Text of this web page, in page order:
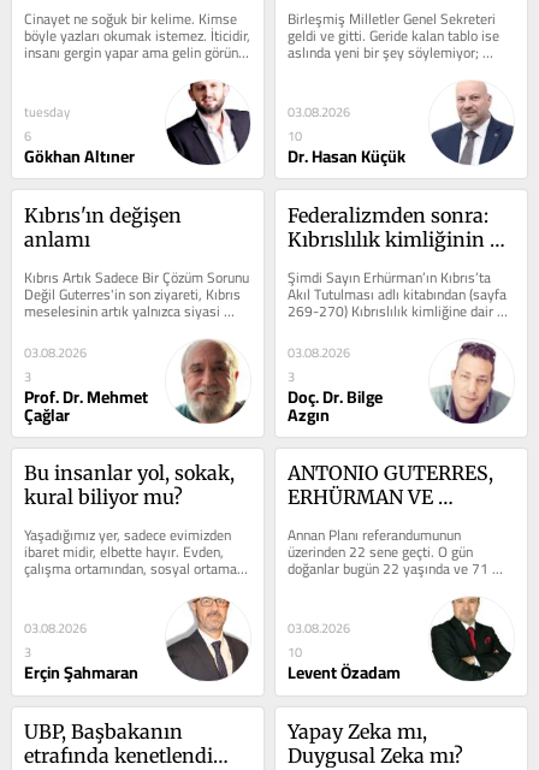
Cinayet ne soğuk bir kelime. Kimse
böyle yazları okumak istemez. İticidir,
insanı gergin yapar ama gelin görün
ki yaşamak ve farkındalık...
tuesday
6
Gökhan Altıner
Birleşmiş Milletler Genel Sekreteri
geldi ve gitti. Geride kalan tablo ise
aslında yeni bir şey söylemiyor;
geçmişte yaşananlar bugüne...
03.08.2026
10
Dr. Hasan Küçük
Kıbrıs'ın değişen
anlamı
Kıbrıs Artık Sadece Bir Çözüm Sorunu
Değil Guterres'in son ziyareti, Kıbrıs
meselesinin artık yalnızca siyasi
03.08.2026
3
Prof. Dr. Mehmet
Çağlar
Federalizmden sonra:
Kıbrıslılık kimliğinin
mümkün mü? (2)
Şimdi Sayın Erhürman’ın Kıbrıs’ta
Akıl Tutulması adlı kitabından (sayfa
269-270) Kıbrıslılık kimliğine dair
dile getirdiği...
03.08.2026
3
Doç. Dr. Bilge
Azgın
Bu insanlar yol, sokak,
kural biliyor mu?
Yaşadığımız yer, sadece evimizden
ibaret midir, elbette hayır. Evden,
çalışma ortamından, sosyal ortama,
aileye kadar, her yer, her alan...
03.08.2026
3
Erçin Şahmaran
ANTONIO GUTERRES,
ERHÜRMAN VE
BİLMEK
Annan Planı referandumunun
üzerinden 22 sene geçti. O gün
doğanlar bugün 22 yaşında ve 71
yıldır Kıbrıs sorununun neden
03.08.2026
10
Levent Özadam
UBP, Başbakanın
etrafında kenetlendi…
Yapay Zeka mı,
Duygusal Zeka mı?